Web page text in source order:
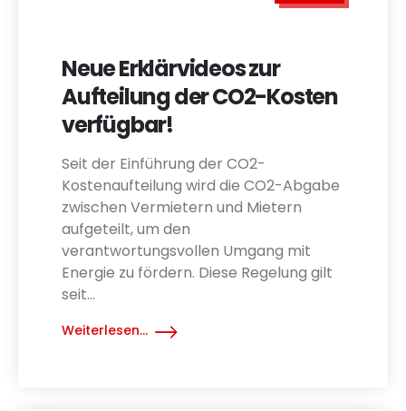
Neue Erklärvideos zur
Aufteilung der CO2-Kosten
verfügbar!
Seit der Einführung der CO2-
Kostenaufteilung wird die CO2-Abgabe
zwischen Vermietern und Mietern
aufgeteilt, um den
verantwortungsvollen Umgang mit
Energie zu fördern. Diese Regelung gilt
seit...
Weiterlesen...